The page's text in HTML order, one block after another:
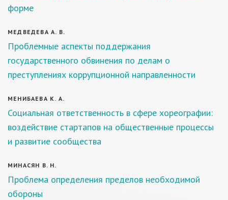
форме
МЕДВЕДЕВА А. В.
Проблемные аспекты поддержания
государственного обвинения по делам о
преступлениях коррупционной направленности
МЕНИБАЕВА К. А.
Социальная ответственность в сфере хореографии:
воздействие стартапов на общественные процессы
и развитие сообщества
МИНАСЯН В. Н.
Проблема определения пределов необходимой
обороны